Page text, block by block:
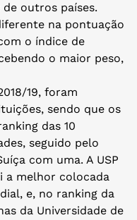
outros países.
na pontuação
o índice de
o maior peso,
19, foram
sendo que os
das 10
seguido pelo
com uma. A USP
a melhor colocada
e, no ranking da
da Universidade de